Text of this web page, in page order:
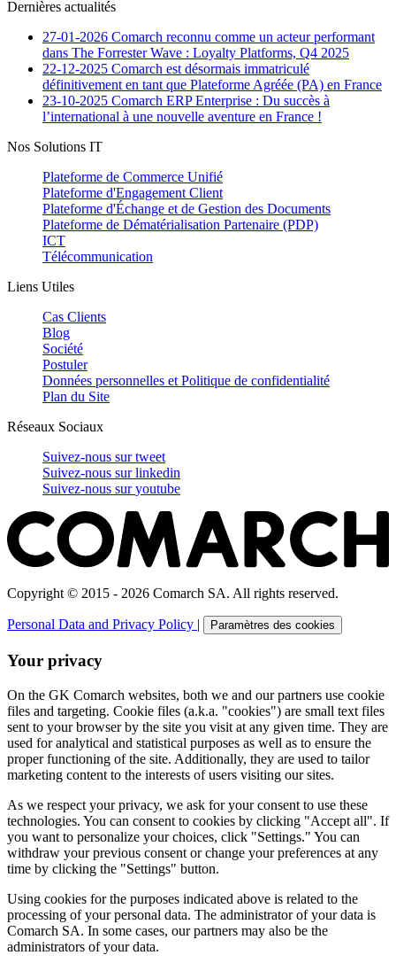
Dernières actualités
27-01-2026 Comarch reconnu comme un acteur performant
dans The Forrester Wave : Loyalty Platforms, Q4 2025
22-12-2025 Comarch est désormais immatriculé
définitivement en tant que Plateforme Agréée (PA) en France
23-10-2025 Comarch ERP Enterprise : Du succès à
l’international à une nouvelle aventure en France !
Nos Solutions IT
Plateforme de Commerce Unifié
Plateforme d'Engagement Client
Plateforme d'Échange et de Gestion des Documents
Plateforme de Dématérialisation Partenaire (PDP)
ICT
Télécommunication
Liens Utiles
Cas Clients
Blog
Société
Postuler
Données personnelles et Politique de confidentialité
Plan du Site
Réseaux Sociaux
Suivez-nous surtweet
Suivez-nous surlinkedin
Suivez-nous suryoutube
Copyright © 2015 - 2026 Comarch SA. All rights reserved.
Personal Data and Privacy Policy | Paramètres des cookies
Your privacy
On the GK Comarch websites, both we and our partners use cookie
files and targeting. Cookie files (a.k.a. "cookies") are small text files
sent to your browser by the site you visit at any given time. They are
used for analytical and statistical purposes as well as to ensure the
proper functioning of the site. Additionally, they are used to tailor
marketing content to the interests of users visiting our sites.
As we respect your privacy, we ask for your consent to use these
technologies. You can consent to cookies by clicking "Accept all". If
you want to personalize your choices, click "Settings." You can
withdraw your previous consent or change your preferences at any
time by clicking the "Settings" button.
Using cookies for the purposes indicated above is related to the
processing of your personal data. The administrator of your data is
Comarch SA. In some cases, our partners may also be the
administrators of your data.